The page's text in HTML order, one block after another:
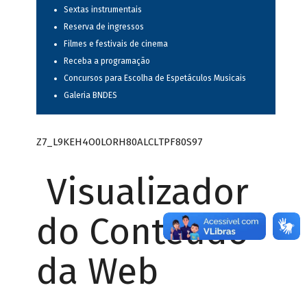
Sextas instrumentais
Reserva de ingressos
Filmes e festivais de cinema
Receba a programação
Concursos para Escolha de Espetáculos Musicais
Galeria BNDES
Z7_L9KEH4O0LORH80ALCLTPF80S97
Visualizador
do Conteúdo
da Web